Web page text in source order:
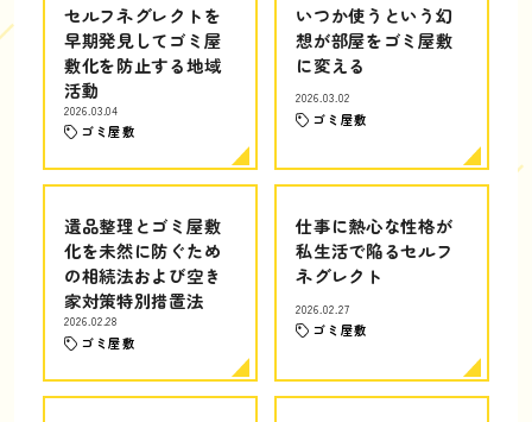
セルフネグレクトを
早期発見してゴミ屋
敷化を防止する地域
活動
2026.03.04
ゴミ屋敷
いつか使うという幻
想が部屋をゴミ屋敷
に変える
2026.03.02
ゴミ屋敷
遺品整理とゴミ屋敷
化を未然に防ぐため
の相続法および空き
家対策特別措置法
2026.02.28
ゴミ屋敷
仕事に熱心な性格が
私生活で陥るセルフ
ネグレクト
2026.02.27
ゴミ屋敷